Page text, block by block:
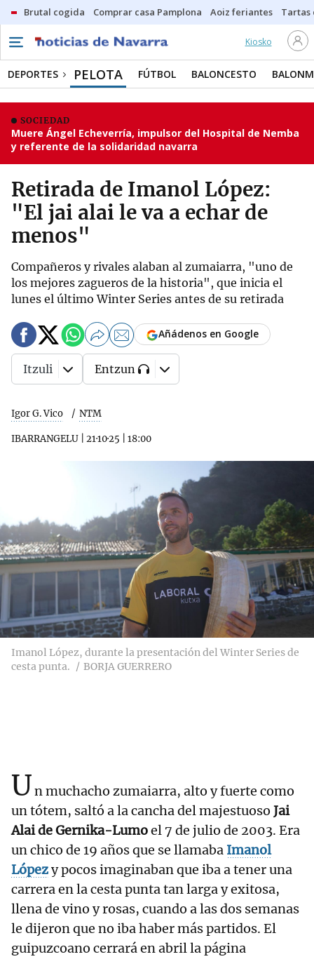
Brutal cogida Comprar casa Pamplona Aoiz feriantes Tartas
Kiosko
DEPORTES PELOTA FÚTBOL BALONCESTO
SOCIEDAD
Muere Ángel Echeverría, impulsor del Hospital de Nemba
y referente de la solidaridad navarra
Retirada de Imanol López:
"El jai alai le va a echar de
menos"
Compañeros y rivales alaban al zumaiarra, "uno de
los mejores zagueros de la historia", que inicia el
lunes el último Winter Series antes de su retirada
Igor G. Vico NTM
IBARRANGELU 21·10·25 18:00
Añádenos en Google
Itzuli Entzun
Imanol López, durante la presentación del Winter Series de
cesta punta.
BORJA GUERRERO
Un muchacho zumaiarra, alto y fuerte como
un tótem, saltó a la cancha del majestuoso Jai
Alai de Gernika-Lumoel 7 de julio de 2003. Era
un chico de 19 años que se llamaba Imanol
Lópezy pocos imaginaban que iba a tener una
carrera en la cesta punta tan larga y exitosa,
llena de vino y rosas, cuando a las dos semanas
le dijeron que no iba haber más partidos. El
guipuzcoano cerrará en abril la página